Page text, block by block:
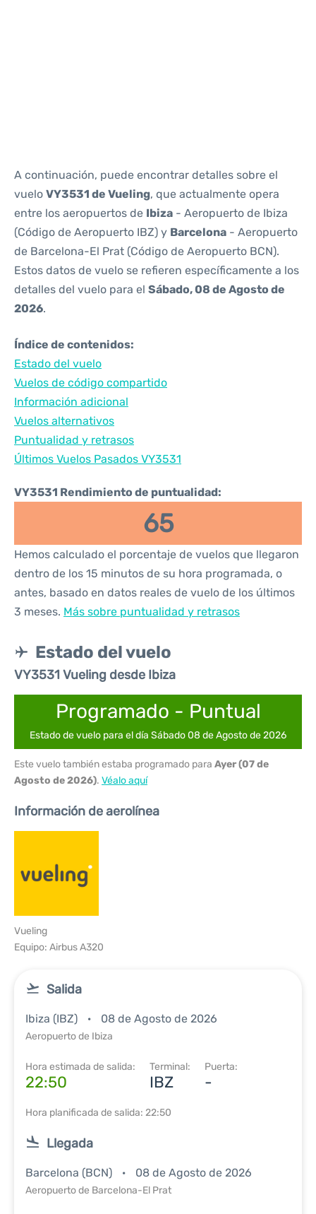
A continuación, puede encontrar detalles sobre el
vuelo VY3531 de Vueling, que actualmente opera
entre los aeropuertos de Ibiza - Aeropuerto de Ibiza
(Código de Aeropuerto IBZ) y Barcelona - Aeropuerto
de Barcelona-El Prat (Código de Aeropuerto BCN).
Estos datos de vuelo se refieren específicamente a los
detalles del vuelo para el Sábado, 08 de Agosto de
2026.
Índice de contenidos:
Estado del vuelo
Vuelos de código compartido
Información adicional
Vuelos alternativos
Puntualidad y retrasos
Últimos Vuelos Pasados VY3531
VY3531 Rendimiento de puntualidad:
65
Hemos calculado el porcentaje de vuelos que llegaron
dentro de los 15 minutos de su hora programada, o
antes, basado en datos reales de vuelo de los últimos
3 meses. Más sobre puntualidad y retrasos
Estado del vuelo
VY3531 Vueling desde Ibiza
Programado - Puntual
Estado de vuelo para el día Sábado 08 de Agosto de 2026
Este vuelo también estaba programado para Ayer (07 de
Agosto de 2026). Véalo aquí
Información de aerolínea
Vueling
Equipo: Airbus A320
Salida
Ibiza (IBZ) 08 de Agosto de 2026
Aeropuerto de Ibiza
Hora estimada de salida:
22:50
Terminal:
IBZ
Puerta:
-
Hora planificada de salida: 22:50
Llegada
Barcelona (BCN) 08 de Agosto de 2026
Aeropuerto de Barcelona-El Prat